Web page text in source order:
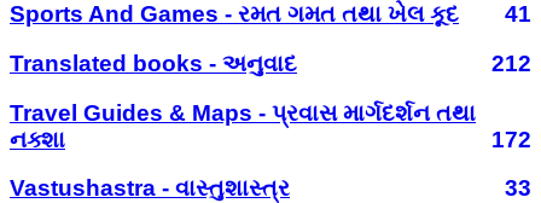
Sports And Games - રમત ગમત તથા ખેલ કૂદ
41
Translated books - અનુવાદ
212
Travel Guides & Maps - પ્રવાસ માર્ગદર્શન તથા
નક્શા
172
Vastushastra - વાસ્તુશાસ્ત્ર
33